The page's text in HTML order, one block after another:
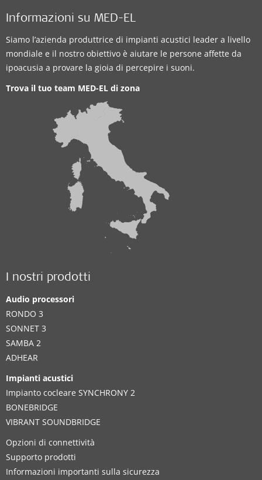
Informazioni su MED-EL
Siamo l’azienda produttrice di impianti acustici leader a livello
mondiale e il nostro obiettivo è aiutare le persone affette da
ipoacusia a provare la gioia di percepire i suoni.
Trova il tuo team MED-EL di zona
I nostri prodotti
Audio processori
RONDO 3
SONNET 3
SAMBA 2
ADHEAR
Impianti acustici
Impianto cocleare SYNCHRONY 2
BONEBRIDGE
VIBRANT SOUNDBRIDGE
Opzioni di connettività
Supporto prodotti
Informazioni importanti sulla sicurezza